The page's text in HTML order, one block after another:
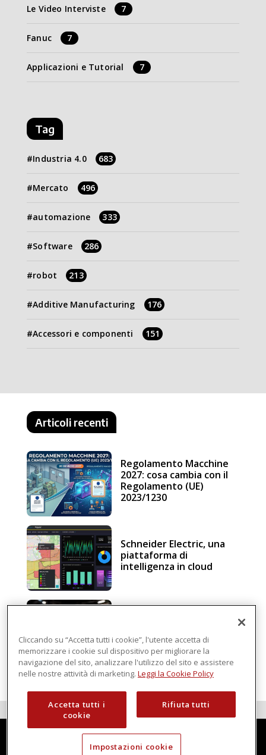
Le Video Interviste 7
Fanuc 7
Applicazioni e Tutorial 7
Tag
Industria 4.0 683
Mercato 496
automazione 333
Software 286
robot 213
Additive Manufacturing 176
Accessori e componenti 151
Articoli recenti
Regolamento Macchine
2027: cosa cambia con il
Regolamento (UE)
2023/1230
Schneider Electric, una
piattaforma di
intelligenza in cloud
Regolamento macchine
Cliccando su “Accetta tutti i cookie”, l'utente accetta di
memorizzare i cookie sul dispositivo per migliorare la
navigazione del sito, analizzare l'utilizzo del sito e assistere
nelle nostre attività di marketing. Leggi la Cookie Policy
Accetta tutti i
cookie
Rifiuta tutti
Impostazioni cookie